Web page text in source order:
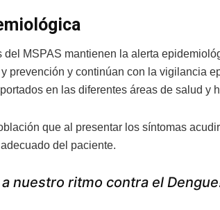
del MSPAS mantienen la alerta
prevención y continúan con la vigilancia
en las diferentes áreas de salud y
que al presentar los síntomas
del paciente.
a nuestro ritmo contra el